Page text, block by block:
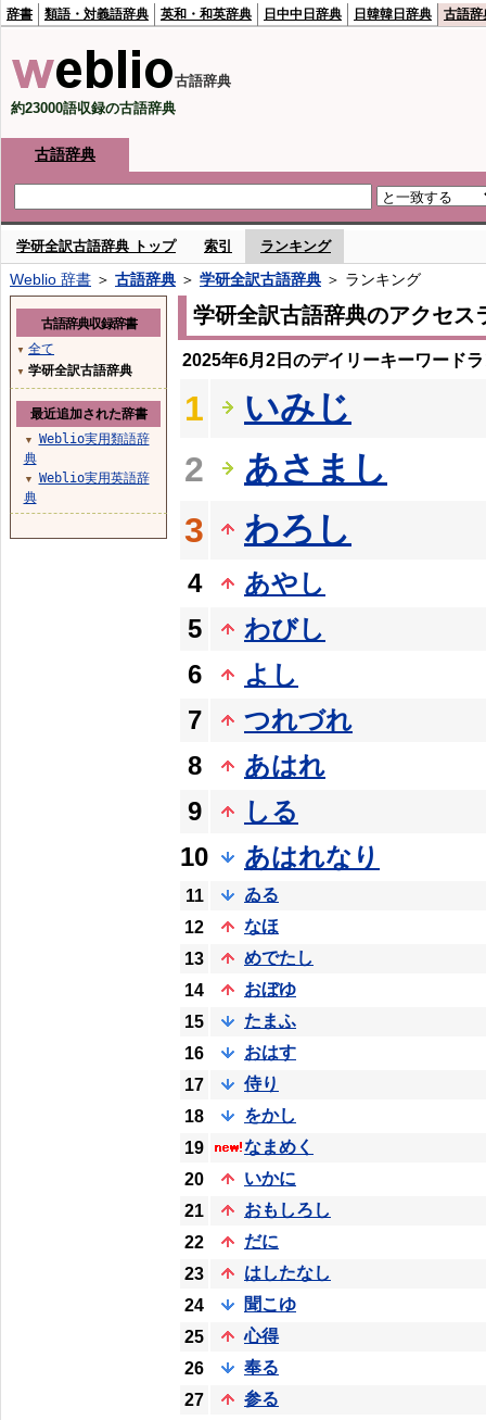
辞書 類語・対義語辞典 英和・和英辞典 日中中日辞典 日韓韓日辞典 古語辞
古語辞典
約23000語収録の古語辞典
古語辞典
学研全訳古語辞典 トップ 索引 ランキング
Weblio 辞書 ＞ 古語辞典 ＞ 学研全訳古語辞典 ＞ ランキング
学研全訳古語辞典のアクセス
2025年6月2日のデイリーキーワード
1
いみじ
2
あさまし
3
わろし
4
あやし
5
わびし
6
よし
7
つれづれ
8
あはれ
9
しる
10
あはれなり
11
ゐる
12
なほ
13
めでたし
14
おぼゆ
15
たまふ
16
おはす
17
侍り
18
をかし
19
なまめく
20
いかに
21
おもしろし
22
だに
23
はしたなし
24
聞こゆ
25
心得
26
奉る
27
参る
古語辞典収録辞書
▼ 全て
▼ 学研全訳古語辞典
最近追加された辞書
▼
Weblio実用類語辞
典
▼
Weblio実用英語辞
典